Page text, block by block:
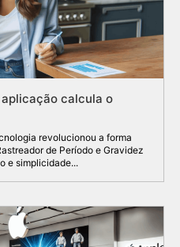
calcula o
revolucionou a forma
de Período e Gravidez
e simplicidade...